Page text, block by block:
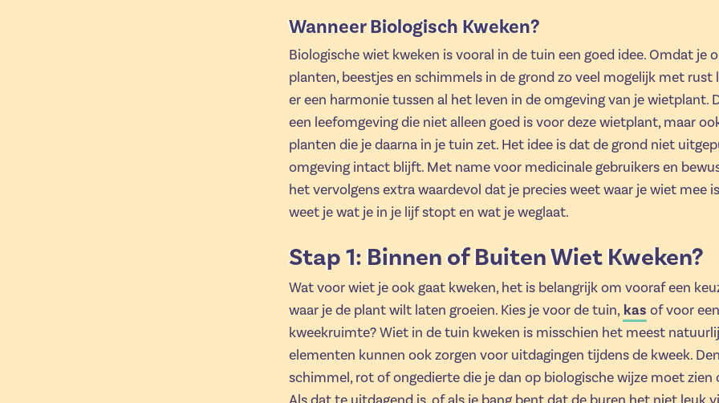
Wanneer Biologisch Kweken?
Biologische wiet kweken is vooral in de tuin een goed idee. Omdat je
planten, beestjes en schimmels in de grond zo veel mogelijk met
er een harmonie tussen al het leven in de omgeving van je wietplant.
een leefomgeving die niet alleen goed is voor deze wietplant, maar
planten die je daarna in je tuin zet. Het idee is dat de grond niet
omgeving intact blijft. Met name voor medicinale gebruikers en
het vervolgens extra waardevol dat je precies weet waar je wiet mee
weet je wat je in je lijf stopt en wat je weglaat.
Stap 1: Binnen of Buiten Wiet Kweken?
Wat voor wiet je ook gaat kweken, het is belangrijk om vooraf een
waar je de plant wilt laten groeien. Kies je voor de tuin, kas of voor
kweekruimte? Wiet in de tuin kweken is misschien het meest
elementen kunnen ook zorgen voor uitdagingen tijdens de kweek.
schimmel, rot of ongedierte die je dan op biologische wijze moet zien